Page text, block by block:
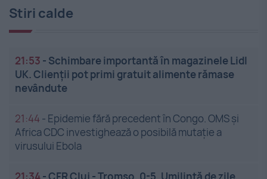
Stiri calde
21:53 - Schimbare importantă în magazinele Lidl
UK. Clienții pot primi gratuit alimente rămase
nevândute
21:44 - Epidemie fără precedent în Congo. OMS și
Africa CDC investighează o posibilă mutație a
virusului Ebola